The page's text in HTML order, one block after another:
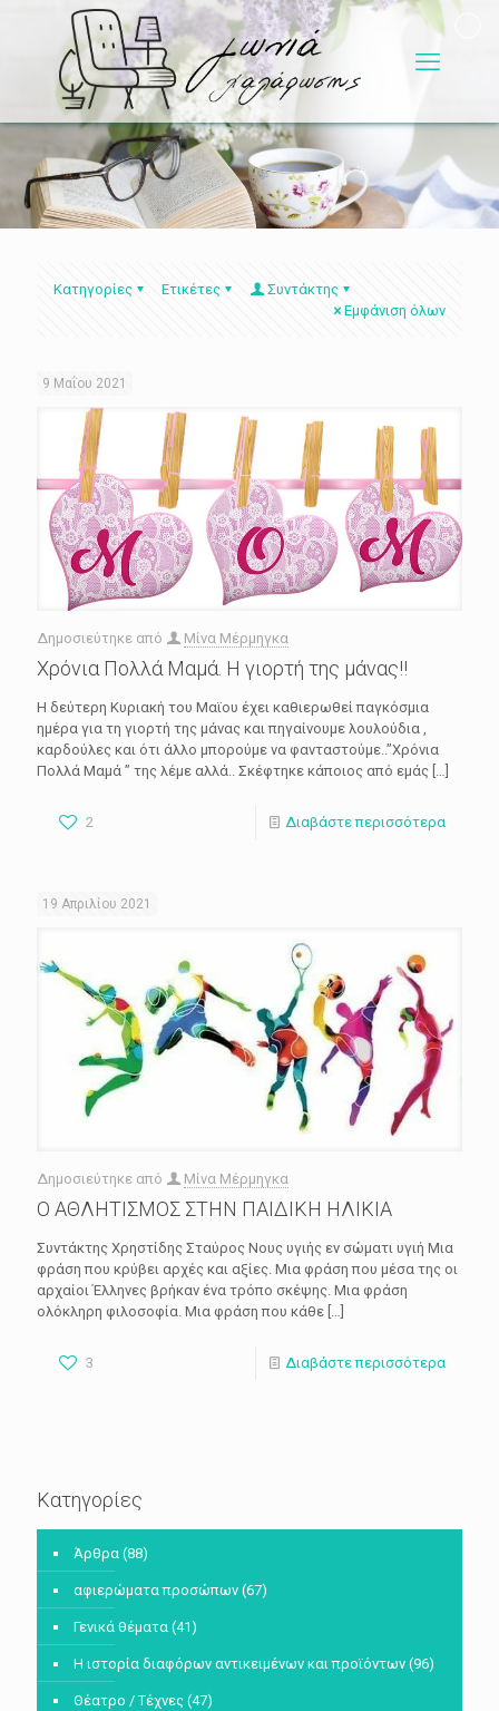
Κατηγορίες Ετικέτες
Συντάκτης
Εμφάνιση όλων
9 Μαΐου 2021
Δημοσιεύτηκε από Μίνα Μέρμηγκα
Χρόνια Πολλά Μαμά. Η γιορτή της μάνας!!
Η δεύτερη Κυριακή του Μαϊου έχει καθιερωθεί παγκόσμια
ημέρα για τη γιορτή της μάνας και πηγαίνουμε λουλούδια ,
καρδούλες και ότι άλλο μπορούμε να φανταστούμε..”Χρόνια
Πολλά Μαμά ” της λέμε αλλά.. Σκέφτηκε κάποιος από εμάς […]
2 Διαβάστε περισσότερα
19 Απριλίου 2021
Δημοσιεύτηκε από Μίνα Μέρμηγκα
Ο ΑΘΛΗΤΙΣΜΟΣ ΣΤΗΝ ΠΑΙΔΙΚΗ ΗΛΙΚΙΑ
Συντάκτης Χρηστίδης Σταύρος Νους υγιής εν σώματι υγιή Μια
φράση που κρύβει αρχές και αξίες. Μια φράση που μέσα της οι
αρχαίοι Έλληνες βρήκαν ένα τρόπο σκέψης. Μια φράση
ολόκληρη φιλοσοφία. Μια φράση που κάθε […]
3 Διαβάστε περισσότερα
Κατηγορίες
Άρθρα (88)
αφιερώματα προσώπων (67)
Γενικά θέματα (41)
Η ιστορία διαφόρων αντικειμένων και προϊόντων (96)
Θέατρο / Τέχνες (47)